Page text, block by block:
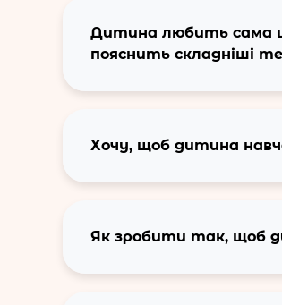
Дитина любить сама
пояснить складніші
Хочу, щоб дитина
Як зробити так, щоб